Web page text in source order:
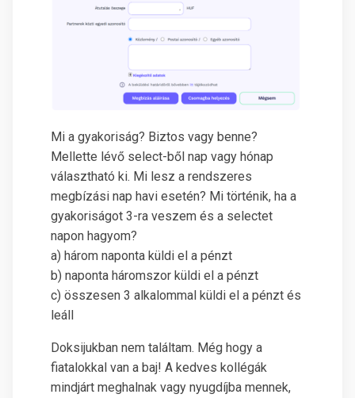
Mi a gyakoriság? Biztos vagy benne?
Mellette lévő select-ből nap vagy hónap
választható ki. Mi lesz a rendszeres
megbízási nap havi esetén? Mi történik, ha a
gyakoriságot 3-ra veszem és a selectet
napon hagyom?
a) három naponta küldi el a pénzt
b) naponta háromszor küldi el a pénzt
c) összesen 3 alkalommal küldi el a pénzt és
leáll
Doksijukban nem találtam. Még hogy a
fiatalokkal van a baj! A kedves kollégák
mindjárt meghalnak vagy nyugdíjba mennek,